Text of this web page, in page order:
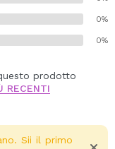
0%
0%
prodotto
RECENTI
Sii il primo